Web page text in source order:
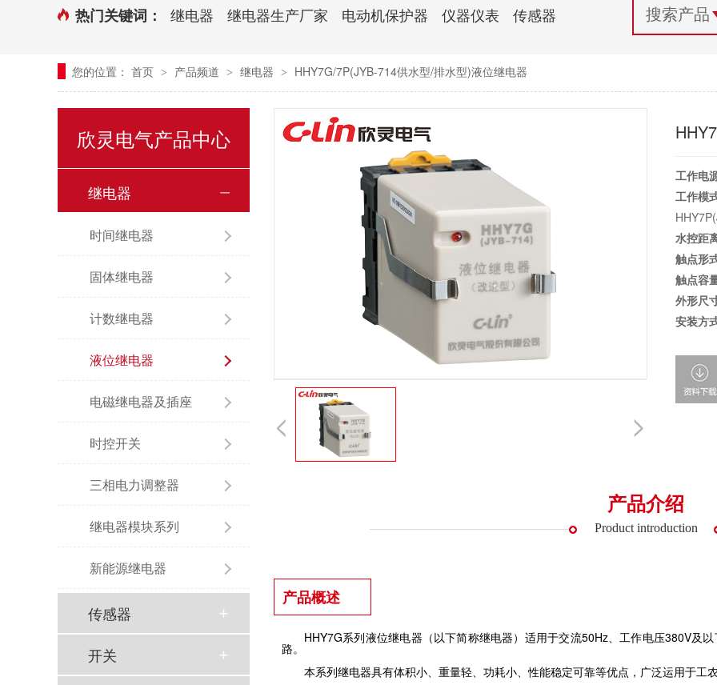
新能源继电器
技术支持
热门关键词： 继电器 继电器生产厂家 电动机保护器 仪器仪表 传感器
您的位置： 首页 > 产品频道 > 继电器 > HHY7G/7P(JYB-714供水型/排水型)液位继电器
工作电
工作模
水控距
触点形
触点容
外形尺
安装方
产品介绍
Product introduction
产品概述
HHY7G系列液位继电器（以下简称继电器）适用于交流50Hz、工作电压380V及
路。
本系列继电器具有体积小、重量轻、功耗小、性能稳定可靠等优点，广泛运用于工农
欣灵电气产品中心
继电器
时间继电器
固体继电器
计数继电器
液位继电器
电磁继电器及插座
时控开关
三相电力调整器
继电器模块系列
新能源继电器
传感器
开关